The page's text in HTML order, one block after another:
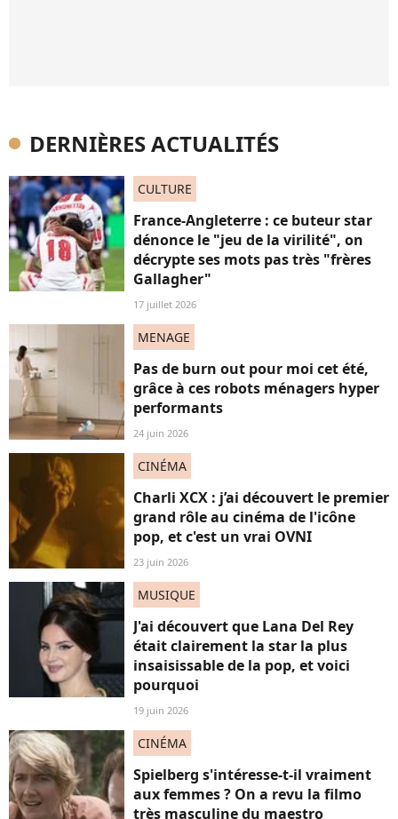
DERNIÈRES ACTUALITÉS
CULTURE
France-Angleterre : ce buteur star
dénonce le "jeu de la virilité", on
décrypte ses mots pas très "frères
Gallagher"
17 juillet 2026
MENAGE
Pas de burn out pour moi cet été,
grâce à ces robots ménagers hyper
performants
24 juin 2026
CINÉMA
Charli XCX : j’ai découvert le premier
grand rôle au cinéma de l'icône
pop, et c'est un vrai OVNI
23 juin 2026
MUSIQUE
J'ai découvert que Lana Del Rey
était clairement la star la plus
insaisissable de la pop, et voici
pourquoi
19 juin 2026
CINÉMA
Spielberg s'intéresse-t-il vraiment
aux femmes ? On a revu la filmo
très masculine du maestro